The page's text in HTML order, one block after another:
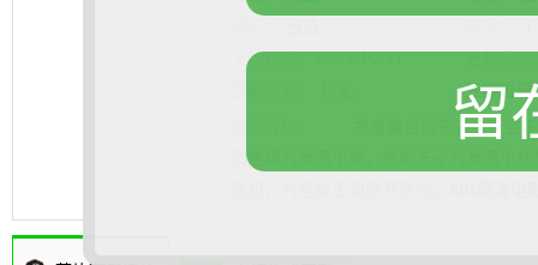
上映日期：2025-10-31
更新日期
豆瓣短评
故事舞台设于云上天空王
雨连绵的角落小镇，救助王子的角落小
留